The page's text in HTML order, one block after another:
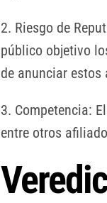
2. Riesgo de
público objetivo
de anunciar
3. Competencia:
entre otros